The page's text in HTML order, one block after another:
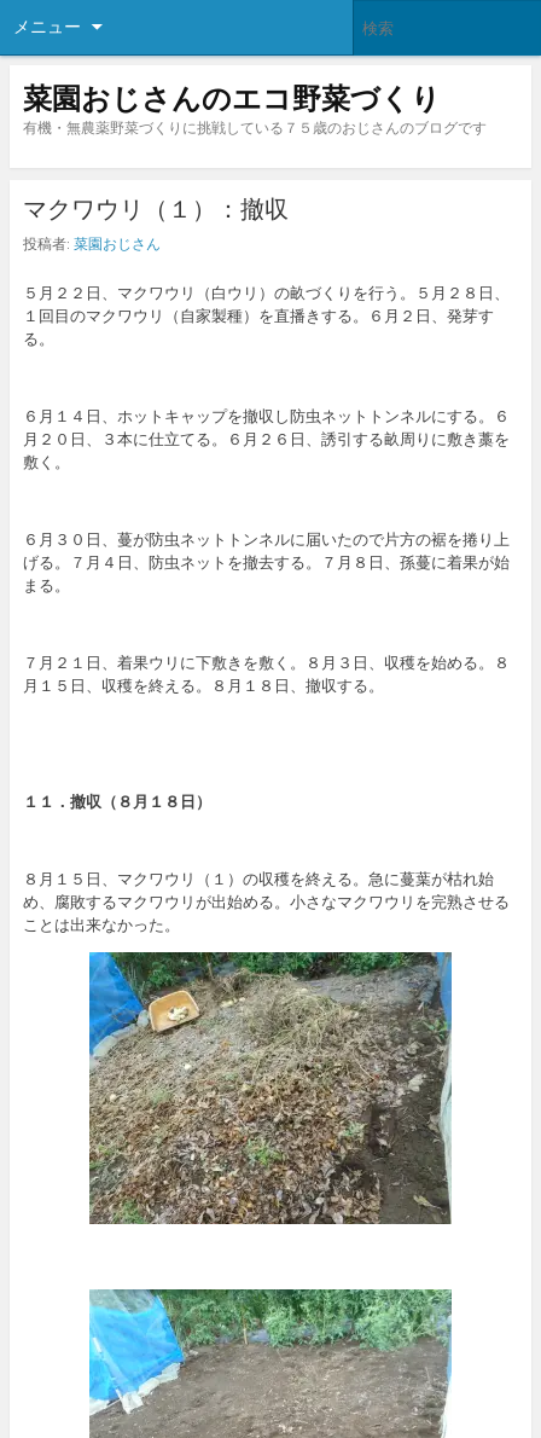
メニュー
菜園おじさんのエコ野菜づくり
有機・無農薬野菜づくりに挑戦している７５歳のおじさんのブログです
マクワウリ（１）：撤収
投稿者: 菜園おじさん
５月２２日、マクワウリ（白ウリ）の畝づくりを行う。５月２８日、
１回目のマクワウリ（自家製種）を直播きする。６月２日、発芽す
る。
６月１４日、ホットキャップを撤収し防虫ネットトンネルにする。６
月２０日、３本に仕立てる。６月２６日、誘引する畝周りに敷き藁を
敷く。
６月３０日、蔓が防虫ネットトンネルに届いたので片方の裾を捲り上
げる。７月４日、防虫ネットを撤去する。７月８日、孫蔓に着果が始
まる。
７月２１日、着果ウリに下敷きを敷く。８月３日、収穫を始める。８
月１５日、収穫を終える。８月１８日、撤収する。
１１．撤収（８月１８日）
８月１５日、マクワウリ（１）の収穫を終える。急に蔓葉が枯れ始
め、腐敗するマクワウリが出始める。小さなマクワウリを完熟させる
ことは出来なかった。